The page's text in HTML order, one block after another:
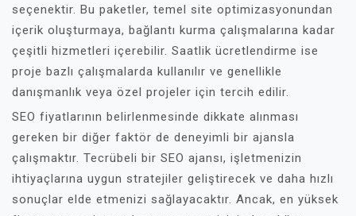
seçenektir. Bu paketler, temel site optimizasyonundan
içerik oluşturmaya, bağlantı kurma çalışmalarına kadar
çeşitli hizmetleri içerebilir. Saatlik ücretlendirme ise
proje bazlı çalışmalarda kullanılır ve genellikle
danışmanlık veya özel projeler için tercih edilir.
SEO fiyatlarının belirlenmesinde dikkate alınması
gereken bir diğer faktör de deneyimli bir ajansla
çalışmaktır. Tecrübeli bir SEO ajansı, işletmenizin
ihtiyaçlarına uygun stratejiler geliştirecek ve daha hızlı
sonuçlar elde etmenizi sağlayacaktır. Ancak, en yüksek